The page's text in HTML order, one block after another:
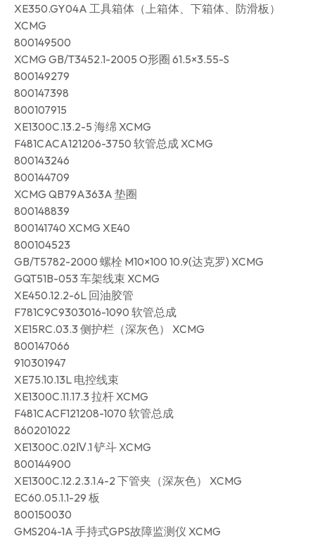
XE350.GY04A 工具箱体（上箱体、下箱体、防滑板）
XCMG
800149500
XCMG GB/T3452.1-2005 O形圈 61.5×3.55-S
800149279
800147398
800107915
XE1300C.13.2-5 海绵 XCMG
F481CACA121206-3750 软管总成 XCMG
800143246
800144709
XCMG QB79A363A 垫圈
800148839
800141740 XCMG XE40
800104523
GB/T5782-2000 螺栓 M10×100 10.9(达克罗) XCMG
GQT51B-053 车架线束 XCMG
XE450.12.2-6L 回油胶管
F781C9C9303016-1090 软管总成
XE15RC.03.3 侧护栏（深灰色） XCMG
800147066
910301947
XE75.10.13L 电控线束
XE1300C.11.17.3 拉杆 XCMG
F481CACF121208-1070 软管总成
860201022
XE1300C.02Ⅳ.1 铲斗 XCMG
800144900
XE1300C.12.2.3.1.4-2 下管夹（深灰色） XCMG
EC60.05.1.1-29 板
800150030
GMS204-1A 手持式GPS故障监测仪 XCMG